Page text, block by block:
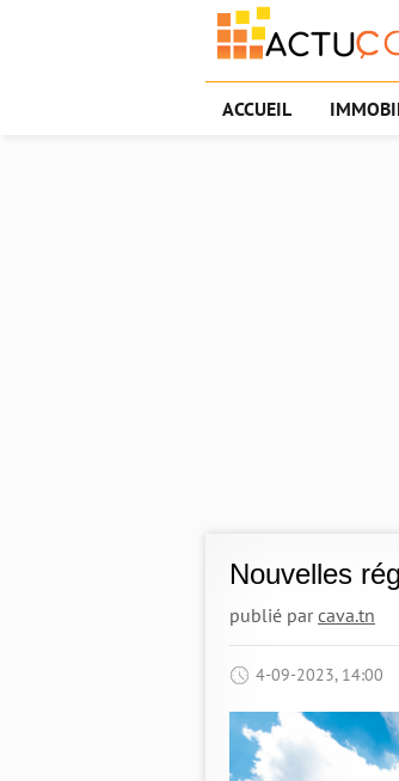
ACCUEIL
Nouvelles
publié parcava.tn
4-09-2023, 14:00